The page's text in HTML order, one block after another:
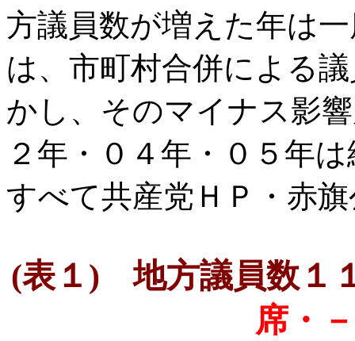
方議員数が増えた年は
は、市町村合併による
かし、そのマイナス影
２年・０４年・０５年
すべて共産党ＨＰ・赤
(表１ ) 地方議員数１
席・